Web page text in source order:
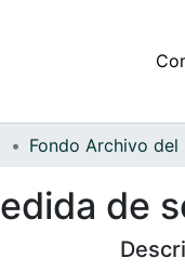
de